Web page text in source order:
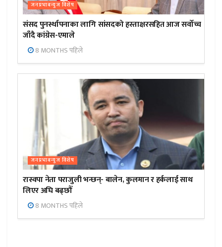
जनप्रभाबन्युज विशेष
संसद पुनर्स्थापनाका लागि सांसदको हस्ताक्षरसहित आज सर्वोच्च
जाँदै कांग्रेस-एमाले
8 MONTHS पहिले
जनप्रभाबन्युज विशेष
रास्वपा नेता पराजुली भन्छन्- बालेन, कुलमान र हर्कलाई साथ
लिएर अघि बढ्छौँ
8 MONTHS पहिले